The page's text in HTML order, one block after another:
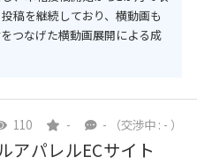
稿を継続しており、横動画も
つなげた横動画展開による成
110 - - （交渉中 : - ）
アパレルECサイト